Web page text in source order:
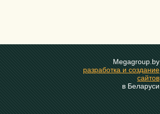
Megagroup.by
разработка и создание
сайтов
в Беларуси